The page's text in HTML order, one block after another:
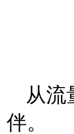
从流
伴。